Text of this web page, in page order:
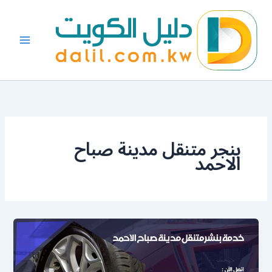
المحتوى
بنجر متنقل مدينة صباح
الاحمد